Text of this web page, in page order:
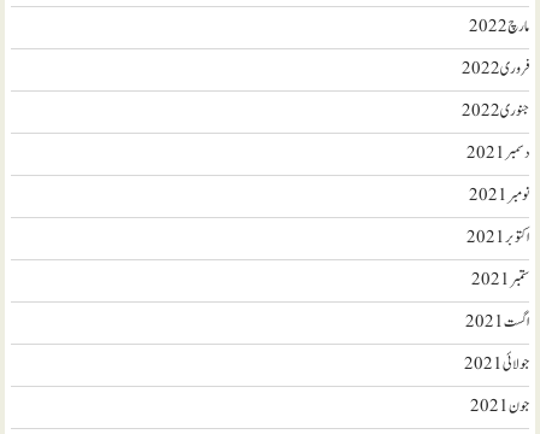
مارچ 2022
فروری 2022
جنوری 2022
دسمبر 2021
نومبر 2021
اکتوبر 2021
ستمبر 2021
اگست 2021
جولائی 2021
جون 2021